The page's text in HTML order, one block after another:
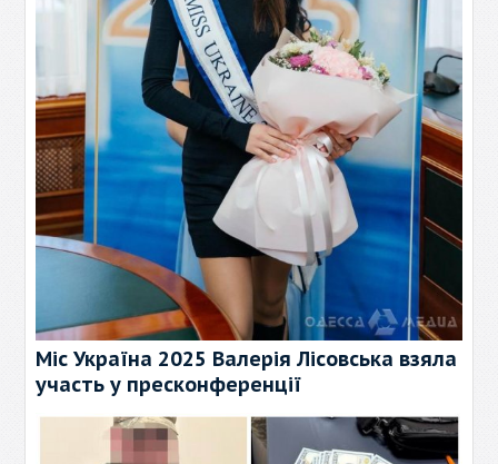
Міс Україна 2025 Валерія Лісовська взяла
участь у пресконференції